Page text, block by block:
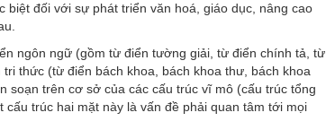
biệt đối với sự phát triển văn hoá, giáo dục, nâng cao
ngôn ngữ (gồm từ điển tường giải, từ điển chính tả, từ
thức (từ điển bách khoa, bách khoa thư, bách khoa
soạn trên cơ sở của các cấu trúc vĩ mô (cấu trúc tổng
trúc hai mặt này là vấn đề phải quan tâm tới mọi